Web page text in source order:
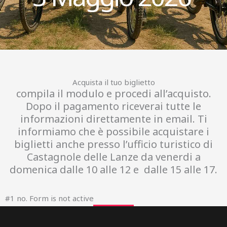
Acquista il tuo biglietto
compila il modulo e procedi all’acquisto.
Dopo il pagamento riceverai tutte le
informazioni direttamente in email. Ti
informiamo che è possibile acquistare i
biglietti anche presso l’ufficio turistico di
Castagnole delle Lanze da venerdi a
domenica dalle 10 alle 12 e dalle 15 alle 17.
#1 no. Form is not active